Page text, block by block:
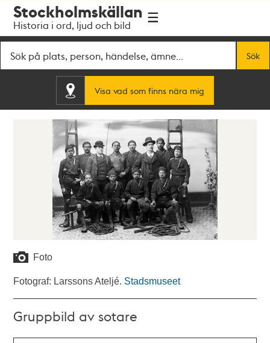
navigationen
huvudinnehållet
Stockholmskällan
Historia i ord, ljud och bild
Sök
Visa vad som finns nära mig
Foto
Fotograf: Larssons Ateljé. Stadsmuseet
Gruppbild av sotare